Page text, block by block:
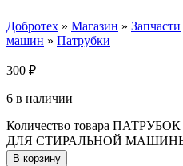
Добротех » Магазин » Запчасти
машин » Патрубки
300 ₽
6 в наличии
Количество товара
ДЛЯ СТИРАЛЬНОЙ
В корзину